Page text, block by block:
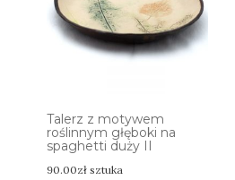
Talerz z motywem
roślinnym głęboki na
spaghetti duży II
90.00zł sztuka